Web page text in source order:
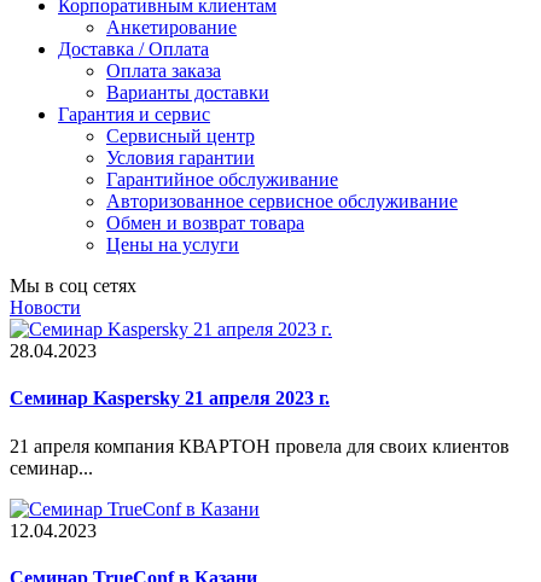
Корпоративным клиентам
Анкетирование
Доставка / Оплата
Оплата заказа
Варианты доставки
Гарантия и сервис
Сервисный центр
Условия гарантии
Гарантийное обслуживание
Авторизованное сервисное обслуживание
Обмен и возврат товара
Цены на услуги
Мы в соц сетях
Новости
28.04.2023
Семинар Kaspersky 21 апреля 2023 г.
21 апреля компания КВАРТОН провела для своих клиентов
семинар...
12.04.2023
Cеминар TrueConf в Казани